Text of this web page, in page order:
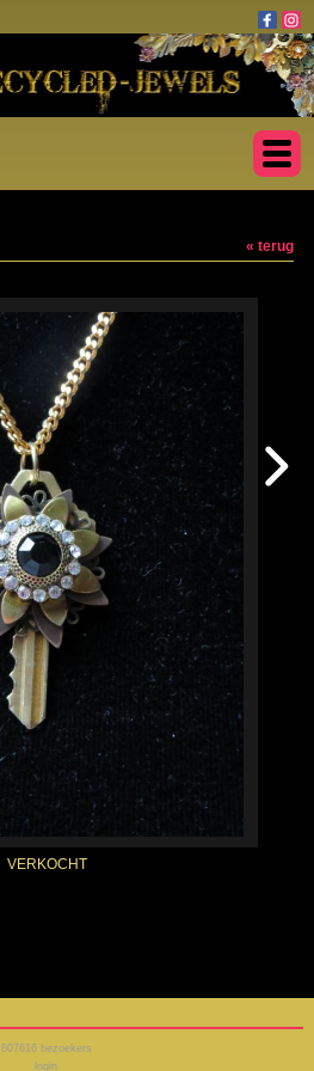
« terug
VERKOCHT
807616bezoekers
login